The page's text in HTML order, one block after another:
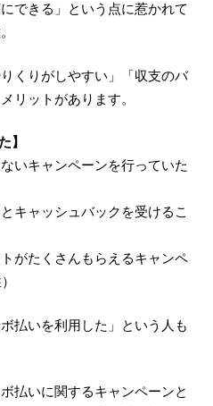
できる」という点に惹かれて
くりがしやすい」「収支のバ
リットがあります。
】
いキャンペーンを行っていた
キャッシュバックを受けるこ
がたくさんもらえるキャンペ
払いを利用した」という人も
払いに関するキャンペーンと